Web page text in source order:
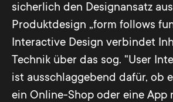
sicherlich den Designansatz
Produktdesign „form follows
Interactive Design verbindet
Technik über das sog. "User
ist ausschlaggebend dafür, ob
ein Online-Shop oder eine App